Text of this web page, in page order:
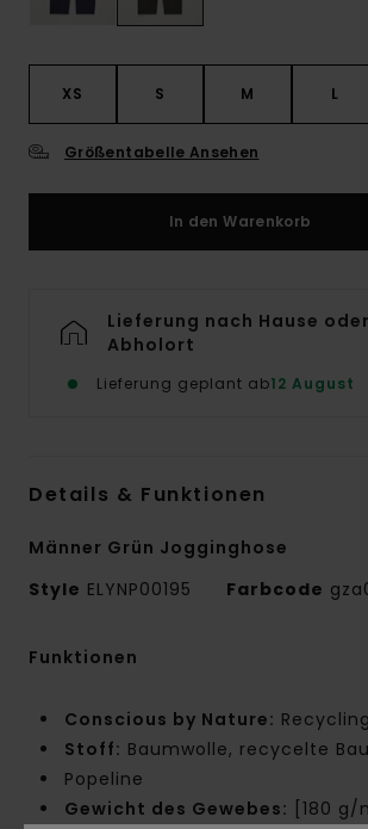
XS S M L
Größentabelle Ansehen
In den Warenkorb
Lieferung nach Hause
Abholort
Lieferung geplant ab12 August
Details & Funktionen
Männer Grün Jogginghose
Style ELYNP00195 Farbcode
Funktionen
Conscious by Nature:
Stoff: Baumwolle, recycelte
Popeline
Gewicht des Gewebes: [180 g/